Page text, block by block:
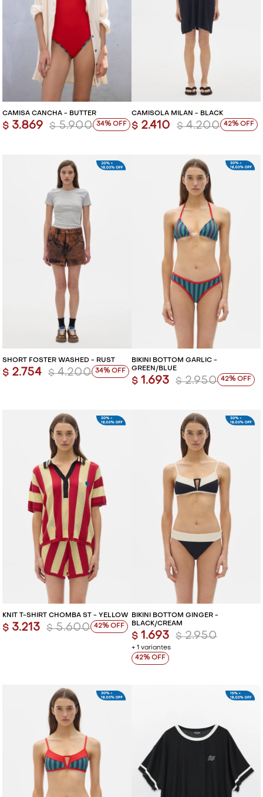
CAMISA CANCHA - BUTTER
$ 3.869 $ 5.900 34
CAMISOLA MILAN - BLACK
$ 2.410 $ 4.200 42
SHORT FOSTER WASHED - RUST
$ 2.754 $ 4.200 34
BIKINI BOTTOM GARLIC -
GREEN/BLUE
$ 1.693 $ 2.950 42
KNIT T-SHIRT CHOMBA ST - YELLOW
$ 3.213 $ 5.600 42
BIKINI BOTTOM GINGER -
BLACK/CREAM
+ 1 variantes
$ 1.693 $ 2.950
42